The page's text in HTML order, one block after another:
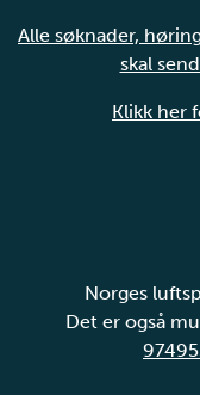
Alle søknader,
skal
Klikk her
Norges
Det er også